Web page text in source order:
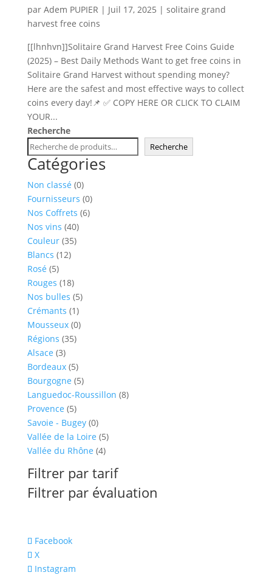
par Adem PUPIER | Juil 17, 2025 | solitaire grand
harvest free coins
[[lhnhvn]]Solitaire Grand Harvest Free Coins Guide
(2025) – Best Daily Methods Want to get free coins in
Solitaire Grand Harvest without spending money?
Here are the safest and most effective ways to collect
coins every day!📌 ✅ COPY HERE OR CLICK TO CLAIM
YOUR...
Recherche
Recherche
Catégories
Non classé 00
produit
Fournisseurs 00
produit
Nos Coffrets 66
Nos vins 4040
produits
Couleur 3535
Blancs 1212
Rosé 55
produits
Rouges 1818
produits
Nos bulles 55
Crémants 11
produit
Mousseux 00
Régions 3535
Alsace 33
produits
Bordeaux 55
produits
Bourgogne 55
produits
Languedoc-Roussillon 88
Provence 55
produits
Savoie - Bugey 00
produit
Vallée de la Loire 55
produits
Vallée du Rhône 44
Filtrer par tarif
Filtrer par évaluation
Facebook
X
Instagram